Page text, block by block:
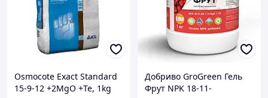
Osmocote Exact Standard
15-9-12 +2MgO +Te, 1kg
Добриво GroGreen Гель
Фрут NPK 18-11-